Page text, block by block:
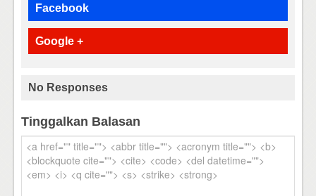
Facebook
Google +
No Responses
Tinggalkan Balasan